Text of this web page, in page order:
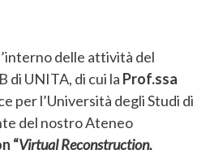
delle attività del
di UNITA, di cui la Prof.ssa
per l’Università degli Studi di
del nostro Ateneo
“Virtual Reconstruction,